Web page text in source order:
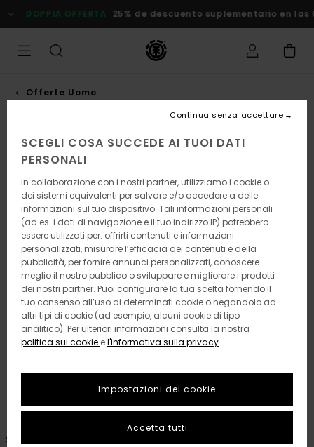
alla
selezione
griglie
DOPPIA OFFERTA 25% de descuento suplementario en
Offerte Uomo
Pantaloni Giacche Scarpe Zaini e Borse
Filtra e Ordina 20 Risultati
Salta
criteri
ricerca
visualizza
ordine
Slim Chino Twill
SCEGLI COSA SUCCEDE AI TUOI DATI
PERSONALI
In collaborazione con i nostri partner, utilizziamo i cookie o
dei sistemi equivalenti per salvare e/o accedere a delle
informazioni sul tuo dispositivo. Tali informazioni personali
(ad es. i dati di navigazione e il tuo indirizzo IP) potrebbero
essere utilizzati per: offrirti contenuti e informazioni
personalizzati, misurare l’efficacia dei contenuti e della
pubblicità, per fornire annunci personalizzati, conoscere
meglio il nostro pubblico o sviluppare e migliorare i prodotti
dei nostri partner. Puoi configurare la tua scelta fornendo il
tuo consenso all’uso di determinati cookie o negandolo ad
altri tipi di cookie (ad esempio, alcuni cookie di tipo
analitico). Per ulteriori informazioni consulta la nostra
politica sui cookie el'informativa sulla privacy.
Impostazioni dei cookie
Continua senza accettare
Accetta tutti